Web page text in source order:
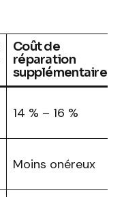
Coût de
réparation
supplémentaire
14 % – 16 %
Moins onéreux